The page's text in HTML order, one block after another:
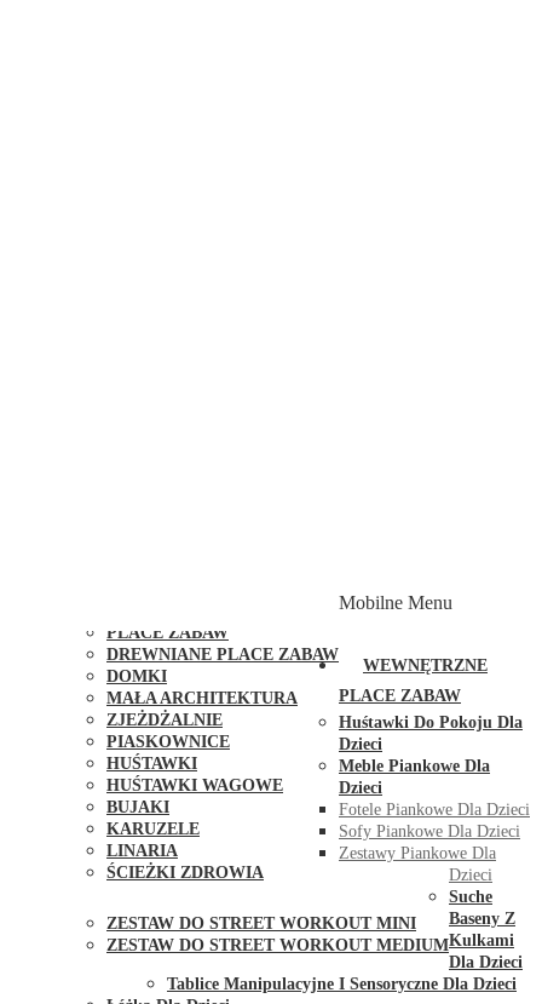
PLACE ZABAW
DREWNIANE PLACE ZABAW
DOMKI
MAŁA ARCHITEKTURA
ZJEŻDŻALNIE
PIASKOWNICE
HUŚTAWKI
HUŚTAWKI WAGOWE
BUJAKI
KARUZELE
LINARIA
ŚCIEŻKI ZDROWIA
ZESTAW DO STREET WORKOUT MINI
ZESTAW DO STREET WORKOUT MEDIUM
Mobilne Menu
WEWNĘTRZNE
PLACE ZABAW
Huśtawki Do Pokoju Dla
Dzieci
Meble Piankowe Dla
Dzieci
Fotele Piankowe Dla Dzieci
Sofy Piankowe Dla Dzieci
Zestawy Piankowe Dla
Dzieci
Suche
Baseny Z
Kulkami
Dla Dzieci
Tablice Manipulacyjne I Sensoryczne Dla Dzieci